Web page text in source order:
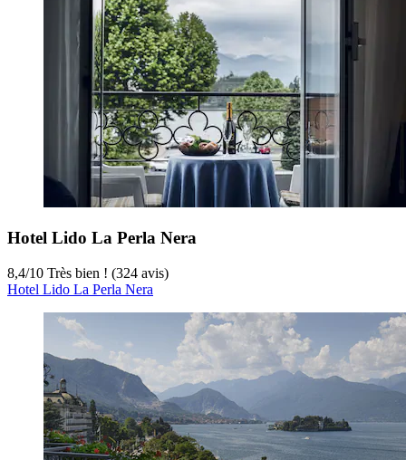
Hotel Lido La Perla Nera
8,4/10 Très bien ! (324 avis)
Hotel Lido La Perla Nera